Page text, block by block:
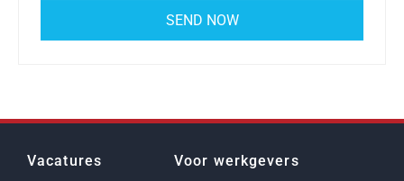
Vacatures Voor werkgevers